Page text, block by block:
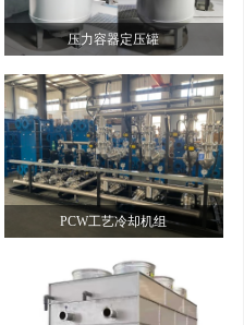
压力容器定压罐
PCW工艺冷却机组